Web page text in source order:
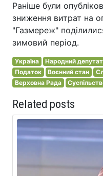
Раніше були
зниження витрат на
"Газмереж"
зимовий період.
Україна Народний
Податок
Воєнний стан
Верховна Рада
Related posts